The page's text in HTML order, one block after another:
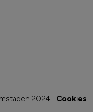
2024 Cookies